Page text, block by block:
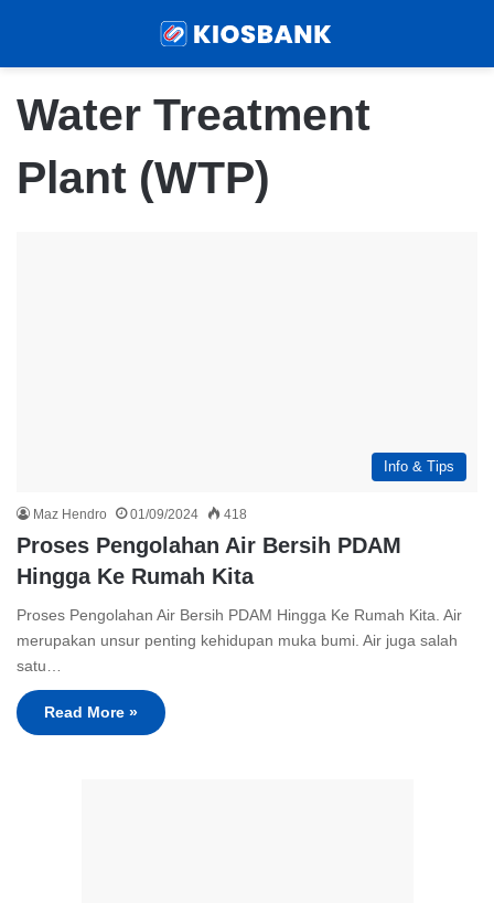
Water Treatment
Plant (WTP)
Info & Tips
Maz Hendro 01/09/2024 418
Proses Pengolahan Air Bersih PDAM
Hingga Ke Rumah Kita
Proses Pengolahan Air Bersih PDAM Hingga Ke Rumah Kita. Air
merupakan unsur penting kehidupan muka bumi. Air juga salah
satu…
Read More »